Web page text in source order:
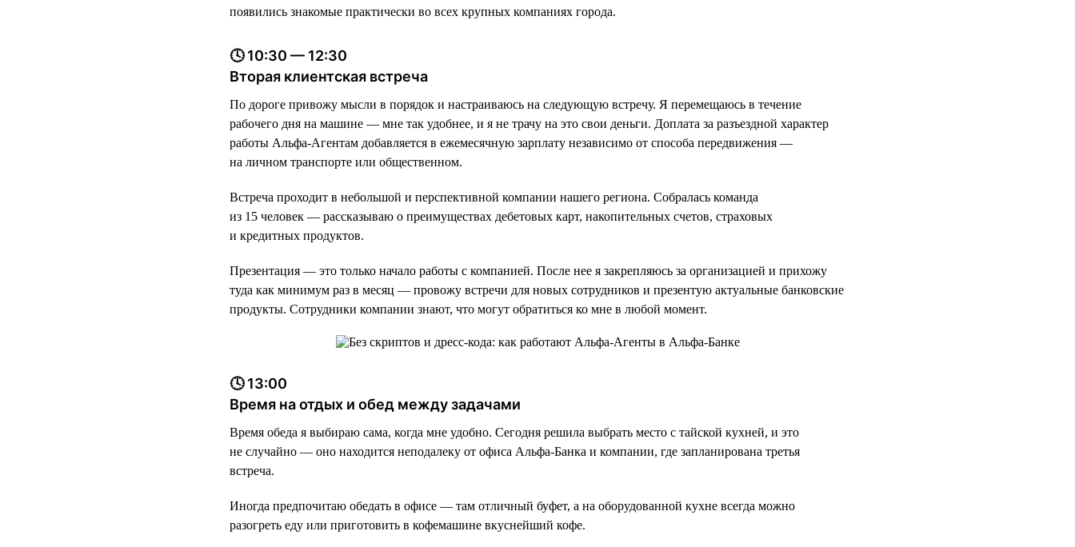
появились знакомые практически во всех крупных компаниях города.
🕓 10:30 — 12:30
Вторая клиентская встреча
По дороге привожу мысли в порядок и настраиваюсь на следующую встречу. Я перемещаюсь в течение
рабочего дня на машине — мне так удобнее, и я не трачу на это свои деньги. Доплата за разъездной характер
работы Альфа-Агентам добавляется в ежемесячную зарплату независимо от способа передвижения —
на личном транспорте или общественном.
Встреча проходит в небольшой и перспективной компании нашего региона. Собралась команда
из 15 человек — рассказываю о преимуществах дебетовых карт, накопительных счетов, страховых
и кредитных продуктов.
Презентация — это только начало работы с компанией. После нее я закрепляюсь за организацией и прихожу
туда как минимум раз в месяц — провожу встречи для новых сотрудников и презентую актуальные банковские
продукты. Сотрудники компании знают, что могут обратиться ко мне в любой момент.
🕓 13:00
Время на отдых и обед между задачами
Время обеда я выбираю сама, когда мне удобно. Сегодня решила выбрать место с тайской кухней, и это
не случайно — оно находится неподалеку от офиса Альфа-Банка и компании, где запланирована третья
встреча.
Иногда предпочитаю обедать в офисе — там отличный буфет, а на оборудованной кухне всегда можно
разогреть еду или приготовить в кофемашине вкуснейший кофе.